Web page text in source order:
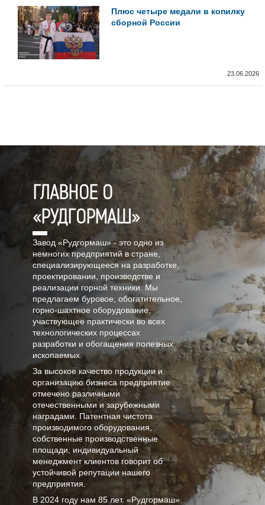
Плюс четыре медали в копилку
сборной России
23.06.2026
ГЛАВНОЕ О
«РУДГОРМАШ»
Завод «Рудгормаш» - это одно из
немногих предприятий в стране,
специализирующееся на разработке,
проектировании, производстве и
реализации горной техники. Мы
предлагаем буровое, обогатительное,
горно-шахтное оборудование,
участвующее практически во всех
технологических процессах
разработки и обогащения полезных
ископаемых.
За высокое качество продукции и
организацию бизнеса предприятие
отмечено различными
отечественными и зарубежными
наградами. Патентная чистота
производимого оборудования,
собственные производственные
площади, индивидуальный
менеджмент клиентов говорит об
устойчивой репутации нашего
предприятия.
В 2024 году нам 85 лет. «Рудгормаш»